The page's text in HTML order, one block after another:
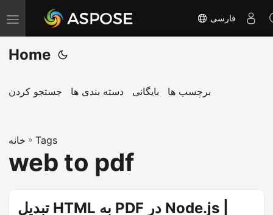
T
o
g
l
a
v
i
فارسی
Home
جستجو کردن دسته بندی ها بایگانی برچسب ها
خانه » Tags
web to pdf
تبدیل HTML به PDF در Node.js |